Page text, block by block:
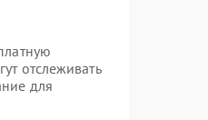
отслеживать
для